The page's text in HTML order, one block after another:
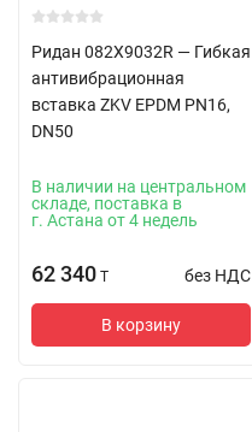
Ридан 082X9032R — Гибкая
антивибрационная
вставка ZKV EPDM PN16,
DN50
В наличии на центральном
складе, поставка в
г. Астана от 4 недель
62 340 T без НДС
В корзину